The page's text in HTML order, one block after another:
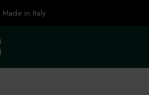
in Italy